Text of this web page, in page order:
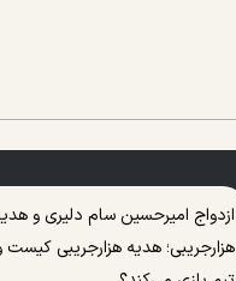
ازدواج امیرحسین سام دلیری و
هزارجریبی؛ هدیه هزارجریبی کیست